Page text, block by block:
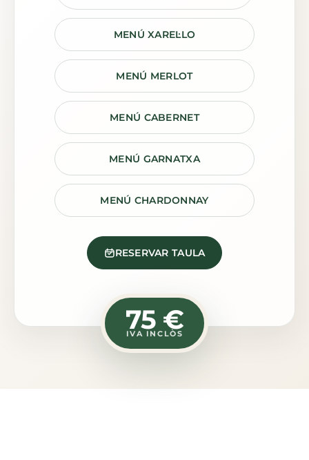
MENÚ XAREL·LO
MENÚ MERLOT
MENÚ CABERNET
MENÚ GARNATXA
MENÚ CHARDONNAY
RESERVAR TAULA
75 €
IVA INCLÒS